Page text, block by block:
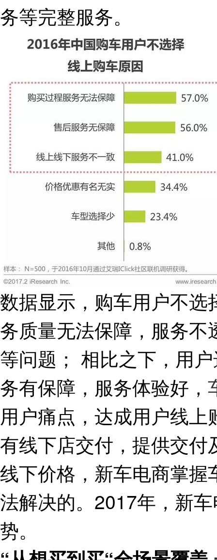
务等完整服务。
数据显示，购车用户不
务质量无法保障，服务
等问题； 相比之下，用
务有保障，服务体验好，
用户痛点，达成用户线上
有线下店交付，提供交
线下价格，新车电商掌
法解决的。2017年，新
势。